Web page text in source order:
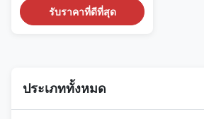
Tunnel Ventilation and Factory
Workshops Product
technology. Engineered for
these fans are ...
รับราคาที่ดีที่สุด
ประเภททั้งหมด